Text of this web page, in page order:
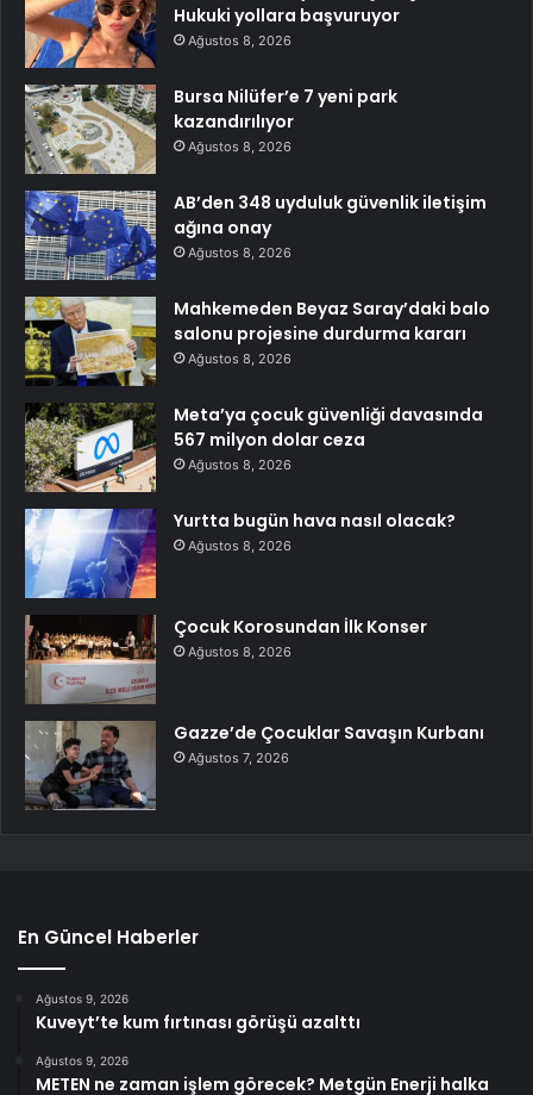
Hukuki yollara başvuruyor
Ağustos 8, 2026
Bursa Nilüfer’e 7 yeni park
kazandırılıyor
Ağustos 8, 2026
AB’den 348 uyduluk güvenlik iletişim
ağına onay
Ağustos 8, 2026
Mahkemeden Beyaz Saray’daki balo
salonu projesine durdurma kararı
Ağustos 8, 2026
Meta’ya çocuk güvenliği davasında
567 milyon dolar ceza
Ağustos 8, 2026
Yurtta bugün hava nasıl olacak?
Ağustos 8, 2026
Çocuk Korosundan İlk Konser
Ağustos 8, 2026
Gazze’de Çocuklar Savaşın Kurbanı
Ağustos 7, 2026
En Güncel Haberler
Ağustos 9, 2026
Kuveyt’te kum fırtınası görüşü azalttı
Ağustos 9, 2026
METEN ne zaman işlem görecek? Metgün Enerji halka